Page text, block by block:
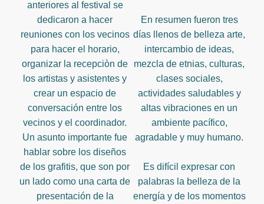
anteriores al festival se
dedicaron a hacer
reuniones con los vecinos
para hacer el horario,
organizar la recepciòn de
los artistas y asistentes y
crear un espacio de
conversación entre los
vecinos y el coordinador.
Un asunto importante fue
hablar sobre los diseños
de los grafitis, que son por
un lado como una carta de
presentación de la
En resumen fueron tres
días llenos de belleza arte,
intercambio de ideas,
mezcla de etnias, culturas,
clases sociales,
actividades saludables y
altas vibraciones en un
ambiente pacífico,
agradable y muy humano.
Es difícil expresar con
palabras la belleza de la
energía y de los momentos